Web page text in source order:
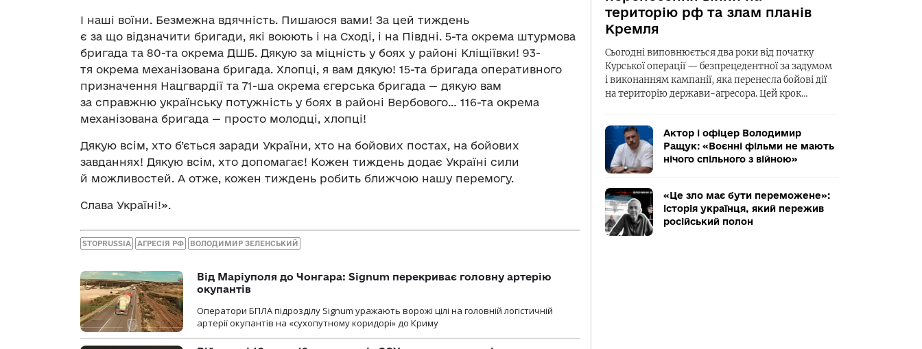
І наші воїни. Безмежна вдячність. Пишаюся вами! За цей тиждень
є за що відзначити бригади, які воюють і на Сході, і на Півдні. 5-та окрема штурмова
бригада та 80-та окрема ДШБ. Дякую за міцність у боях у районі Кліщіївки! 93-
тя окрема механізована бригада. Хлопці, я вам дякую! 15-та бригада оперативного
призначення Нацгвардії та 71-ша окрема єгерська бригада — дякую вам
за справжню українську потужність у боях в районі Вербового… 116-та окрема
механізована бригада — просто молодці, хлопці!
Дякую всім, хто б’ється заради України, хто на бойових постах, на бойових
завданнях! Дякую всім, хто допомагає! Кожен тиждень додає Україні сили
й можливостей. А отже, кожен тиждень робить ближчою нашу перемогу.
Слава Україні!».
STOPRUSSIA АГРЕСІЯ РФ ВОЛОДИМИР ЗЕЛЕНСЬКИЙ
Від Маріуполя до Чонгара: Signum перекриває головну артерію
окупантів
Оператори БПЛА підрозділу Signum уражають ворожі цілі на головній логістичній
артерії окупантів на «сухопутному коридорі» до Криму
територію рф та злам планів
Кремля
Сьогодні виповнюється два роки від початку
Курської операції — безпрецедентної за задумом
і виконанням кампанії, яка перенесла бойові дії
на територію держави-агресора. Цей крок…
Актор і офіцер Володимир
Ращук: «Воєнні фільми не мають
нічого спільного з війною»
«Це зло має бути переможене»:
історія українця, який пережив
російський полон